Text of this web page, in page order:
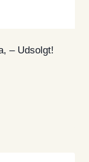
– Udsolgt!